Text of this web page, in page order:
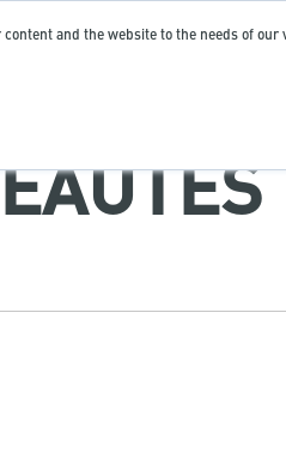
content and the website to the needs of